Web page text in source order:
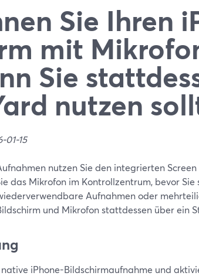
Sie Ihren
mit
Sie
nutzen
01-15
nutzen Sie den integrierten
das Mikrofon im Kontrollzentrum, bevor Sie
Aufnahmen oder
und Mikrofon stattdessen über ein
iPhone-Bildschirmaufnahme und